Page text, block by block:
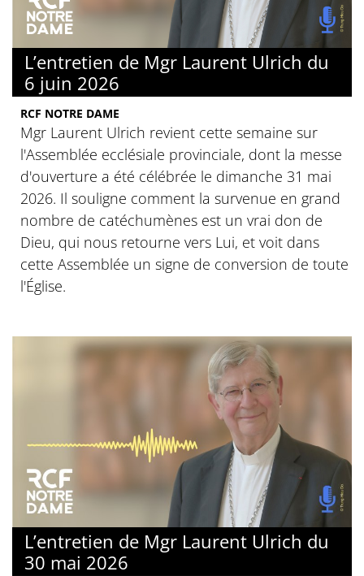
L’entretien de Mgr Laurent Ulrich du
6 juin 2026
RCF NOTRE DAME
Mgr Laurent Ulrich revient cette semaine sur
l'Assemblée ecclésiale provinciale, dont la messe
d'ouverture a été célébrée le dimanche 31 mai
2026. Il souligne comment la survenue en grand
nombre de catéchumènes est un vrai don de
Dieu, qui nous retourne vers Lui, et voit dans
cette Assemblée un signe de conversion de toute
l'Église.
L’entretien de Mgr Laurent Ulrich du
30 mai 2026